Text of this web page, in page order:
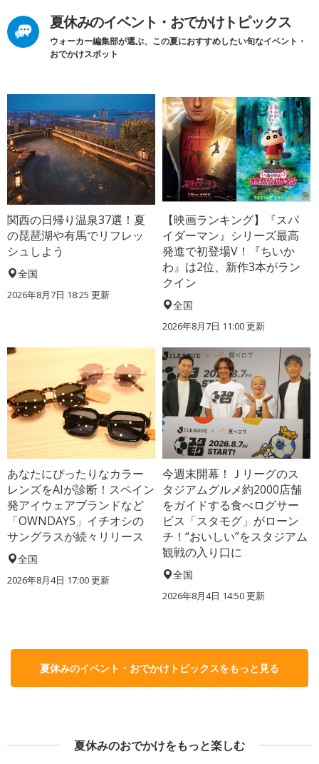
夏休みのイベント・おでかけトピックス
ウォーカー編集部が選ぶ、この夏におすすめしたい旬なイベント・
おでかけスポット
関西の日帰り温泉37選！夏
の琵琶湖や有馬でリフレッ
シュしよう
全国
2026年8月7日 18:25 更新
【映画ランキング】『スパ
イダーマン』シリーズ最高
発進で初登場V！『ちいか
わ』は2位、新作3本がラン
クイン
全国
2026年8月7日 11:00更新
あなたにぴったりなカラー
レンズをAIが診断！スペイン
発アイウェアブランドなど
「OWNDAYS」イチオシの
サングラスが続々リリース
全国
2026年8月4日 17:00更新
今週末開幕！Ｊリーグのス
タジアムグルメ約2000店舗
をガイドする食べログサー
ビス「スタモグ」がローン
チ！“おいしい”をスタジアム
観戦の入り口に
全国
2026年8月4日 14:50更新
夏休みのイベント・おでかけトピックスをもっと見る
夏休みのおでかけをもっと楽しむ